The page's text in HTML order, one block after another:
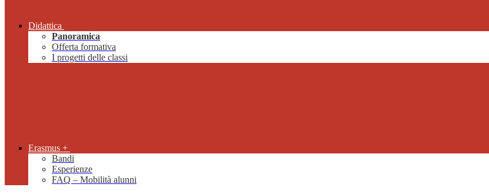
Didattica
Panoramica
Offerta formativa
I progetti delle classi
Erasmus +
Bandi
Esperienze
FAQ – Mobilità alunni